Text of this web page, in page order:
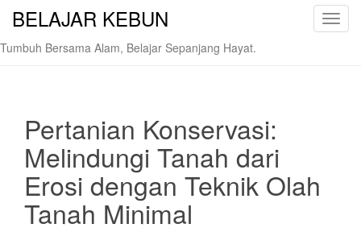
T
BELAJAR KEBUN
Tumbuh Bersama Alam, Belajar Sepanjang Hayat.
Pertanian Konservasi:
Melindungi Tanah dari
Erosi dengan Teknik Olah
Tanah Minimal